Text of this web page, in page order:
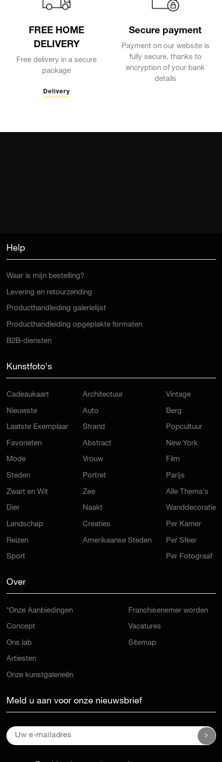
FREE HOME
DELIVERY
Free delivery in a secure
package
Delivery
Secure payment
Payment on our website is
fully secure, thanks to
encryption of your bank
details
Help
Waar is mijn bestelling?
Levering en retourzending
Producthandleiding galerielijst
Producthandleiding opgeplakte formaten
B2B-diensten
Kunstfoto's
Cadeaukaart
Nieuwste
Laatste Exemplaar
Favorieten
Mode
Steden
Zwart en Wit
Dier
Landschap
Reizen
Sport
Architectuur
Auto
Strand
Abstract
Vrouw
Portret
Zee
Naakt
Creaties
Amerikaanse Steden
Vintage
Berg
Popcultuur
New York
Film
Parijs
Alle Thema's
Wanddecoratie
Per Kamer
Per Sfeer
Per Fotograaf
Over
*Onze Aanbiedingen
Concept
Ons lab
Artiesten
Onze kunstgalerieën
Franchisenemer worden
Vacatures
Sitemap
Meld u aan voor onze nieuwsbrief